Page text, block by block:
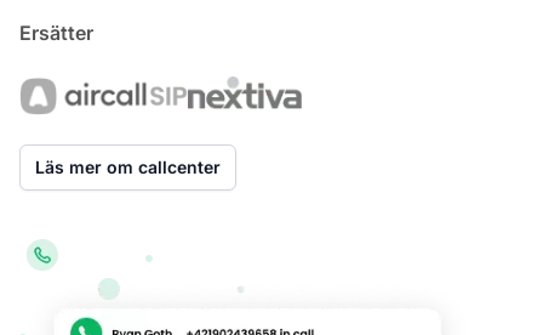
Ersätter
Läs mer om callcenter